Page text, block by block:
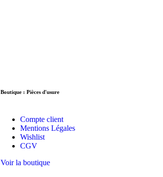
Boutique : Pièces d'usure
Compte client
Mentions Légales
Wishlist
CGV
Voir la boutique